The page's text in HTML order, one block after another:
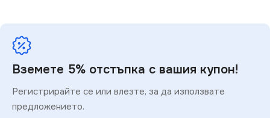
Вземете 5% отстъпка с вашия купон!
Регистрирайте се или влезте, за да използвате
предложението.